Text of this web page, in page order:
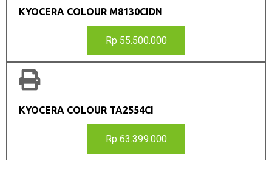
KYOCERA COLOUR M8130CIDN
Rp 55.500.000
KYOCERA COLOUR TA2554CI
Rp 63.399.000